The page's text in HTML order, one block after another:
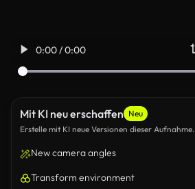
0:00 / 0:00
Mit KI neu erschaffen Neu
Erstelle mit KI neue Versionen dieser Aufnahme.
New camera angles
Transform environment